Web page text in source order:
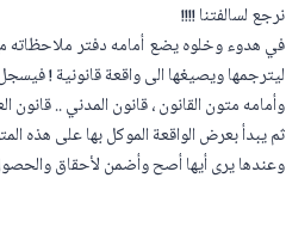
نرجع لسالفتنا !!!!
في هدوء وخلوه يضع أمامه دفتر ملاحظاته
ليترجمها ويصيغها الى واقعة قانونية !
وأمامه متون القانون ، قانون المدني ..
ثم يبدأ بعرض الواقعة الموكل بها على هذه
وعندها يرى أيها أصح وأضمن لأحقاق